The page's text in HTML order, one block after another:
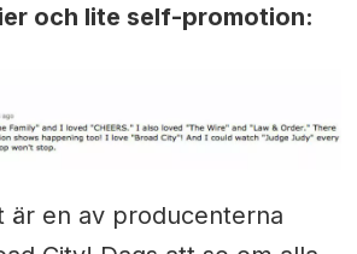
och lite self-promotion:
är en av producenterna